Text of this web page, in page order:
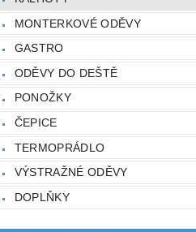
MONTERKOVÉ ODĚVY
GASTRO
ODĚVY DO DEŠTĚ
PONOŽKY
ČEPICE
TERMOPRÁDLO
VÝSTRAŽNÉ ODĚVY
DOPLŇKY